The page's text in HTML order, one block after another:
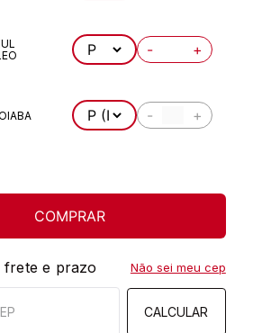
- +
- +
COMPRAR
frete e prazo
CALCULAR
Não sei meu cep